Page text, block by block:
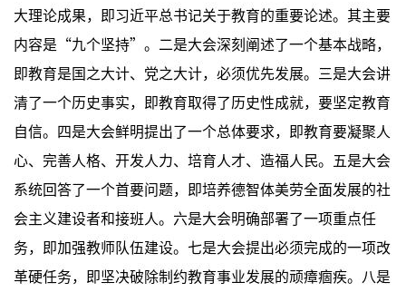
大理论成果，即习近平总书记关于教育的重要论述。其主要
内容是“九个坚持”。二是大会深刻阐述了一个基本战略，
即教育是国之大计、党之大计，必须优先发展。三是大会讲
清了一个历史事实，即教育取得了历史性成就，要坚定教育
自信。四是大会鲜明提出了一个总体要求，即教育要凝聚人
心、完善人格、开发人力、培育人才、造福人民。五是大会
系统回答了一个首要问题，即培养德智体美劳全面发展的社
会主义建设者和接班人。六是大会明确部署了一项重点任
务，即加强教师队伍建设。七是大会提出必须完成的一项改
革硬任务，即坚决破除制约教育事业发展的顽瘴痼疾。八是